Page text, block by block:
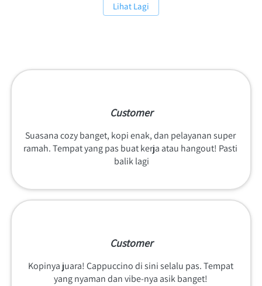
`Lihat Lagi
Customer
Suasana cozy banget, kopi enak, dan pelayanan super
ramah. Tempat yang pas buat kerja atau hangout! Pasti
balik lagi
Customer
Kopinya juara! Cappuccino di sini selalu pas. Tempat
yang nyaman dan vibe-nya asik banget!